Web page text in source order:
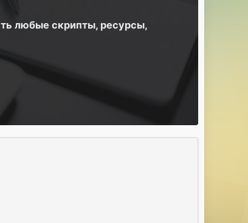
любые скрипты, ресурсы,